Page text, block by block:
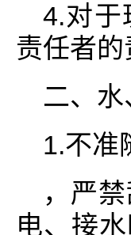
4.对于
责任者的
二、
1.不准
，严
电、接